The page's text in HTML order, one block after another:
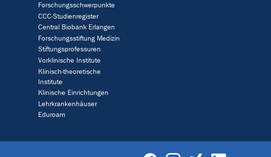
Forschungsschwerpunkte
CCC-Studienregister
Central Biobank Erlangen
Forschungsstiftung Medizin
Stiftungsprofessuren
Vorklinische Institute
Klinisch-theoretische
Institute
Klinische Einrichtungen
Lehrkrankenhäuser
Eduroam